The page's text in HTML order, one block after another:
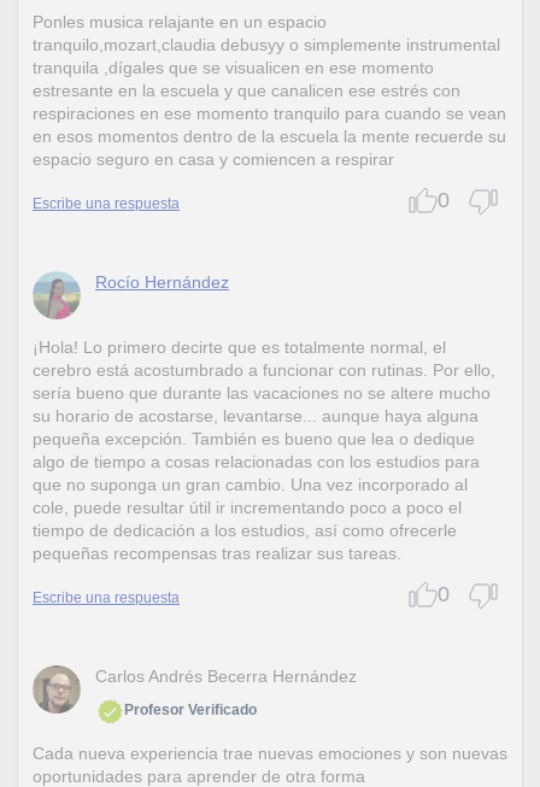
Ponles musica relajante en un espacio
tranquilo,mozart,claudia debusyy o simplemente instrumental
tranquila ,dígales que se visualicen en ese momento
estresante en la escuela y que canalicen ese estrés con
respiraciones en ese momento tranquilo para cuando se vean
en esos momentos dentro de la escuela la mente recuerde su
espacio seguro en casa y comiencen a respirar
Escribe una respuesta 0
Rocío Hernández
¡Hola! Lo primero decirte que es totalmente normal, el
cerebro está acostumbrado a funcionar con rutinas. Por ello,
sería bueno que durante las vacaciones no se altere mucho
su horario de acostarse, levantarse... aunque haya alguna
pequeña excepción. También es bueno que lea o dedique
algo de tiempo a cosas relacionadas con los estudios para
que no suponga un gran cambio. Una vez incorporado al
cole, puede resultar útil ir incrementando poco a poco el
tiempo de dedicación a los estudios, así como ofrecerle
pequeñas recompensas tras realizar sus tareas.
Escribe una respuesta 0
Carlos Andrés Becerra Hernández
Profesor Verificado
Cada nueva experiencia trae nuevas emociones y son nuevas
oportunidades para aprender de otra forma